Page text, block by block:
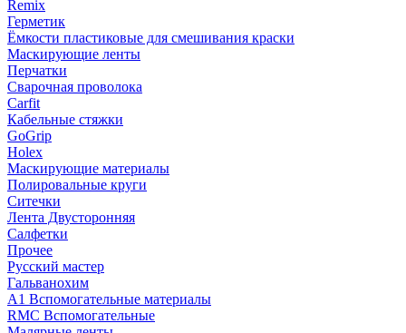
Remix
Герметик
Ёмкости пластиковые для смешивания краски
Маскирующие ленты
Перчатки
Сварочная проволока
Carfit
Кабельные стяжки
GoGrip
Holex
Маскирующие материалы
Полировальные круги
Ситечки
Лента Двусторонняя
Салфетки
Прочее
Русский мастер
Гальванохим
А1 Вспомогательные материалы
RMC Вспомогательные